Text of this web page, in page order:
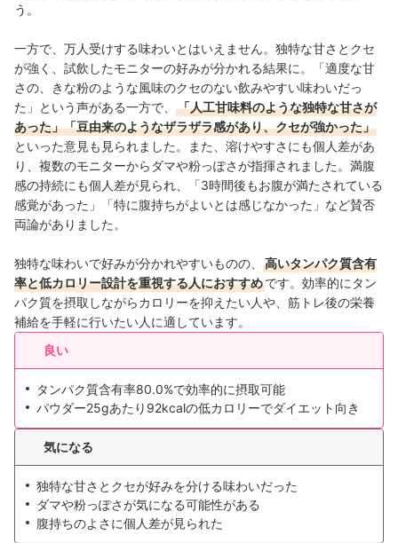
う。
一方で、万人受けする味わいとはいえません。独特な甘さとクセ
が強く、試飲したモニターの好みが分かれる結果に。「適度な甘
さの、きな粉のような風味のクセのない飲みやすい味わいだっ
た」という声がある一方で、
「人工甘味料のような独特な甘さが
あった」「豆由来のようなザラザラ感があり、クセが強かった」
といった意見も見られました。また、溶けやすさにも個人差があ
り、複数のモニターからダマや粉っぽさが指揮されました。満腹
感の持続にも個人差が見られ、「3時間後もお腹が満たされている
感覚があった」「特に腹持ちがよいとは感じなかった」など賛否
両論がありました。
独特な味わいで好みが分かれやすいものの、
高いタンパク質含有
率と低カロリー設計を重視する人におすすめです。効率的にタン
パク質を摂取しながらカロリーを抑えたい人や、筋トレ後の栄養
補給を手軽に行いたい人に適しています。
良い
タンパク質含有率80.0%で効率的に摂取可能
パウダー25gあたり92kcalの低カロリーでダイエット向き
気になる
独特な甘さとクセが好みを分ける味わいだった
ダマや粉っぽさが気になる可能性がある
腹持ちのよさに個人差が見られた